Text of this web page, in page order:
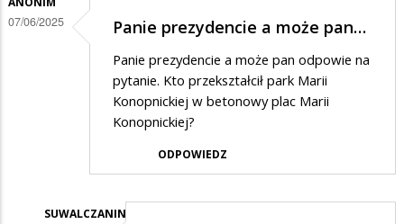
07/06/2025 Panie prezydencie a może pan…
Panie prezydencie a może pan odpowie na
pytanie. Kto przekształcił park Marii
Konopnickiej w betonowy plac Marii
Konopnickiej?
ODPOWIEDZ
SUWALCZANIN